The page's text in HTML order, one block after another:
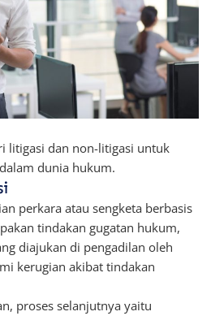
litigasi dan non-litigasi untuk
dunia hukum.
perkara atau sengketa berbasis
tindakan gugatan hukum,
diajukan di pengadilan oleh
kerugian akibat tindakan
proses selanjutnya yaitu